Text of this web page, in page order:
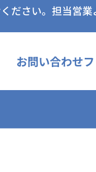
ださい。担当営業
お問い合わせ